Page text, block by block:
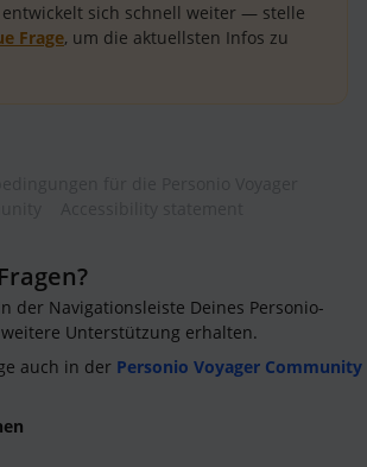
entwickelt sich schnell weiter — stelle
Frage, um die aktuellsten Infos zu
der Navigationsleiste Deines Personio-
Unterstützung erhalten.
auch in der Personio Voyager Community